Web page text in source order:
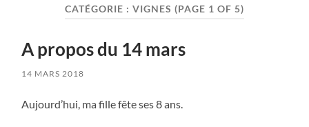
CATÉGORIE : VIGNES (PAGE 1 OF 5)
A propos du 14 mars
14 MARS 2018
Aujourd’hui, ma fille fête ses 8 ans.